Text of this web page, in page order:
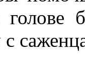
голове